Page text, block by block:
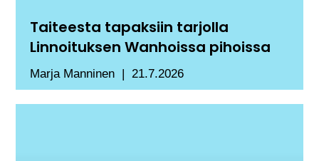
Taiteesta tapaksiin tarjolla
Linnoituksen Wanhoissa pihoissa
Marja Manninen 21.7.2026